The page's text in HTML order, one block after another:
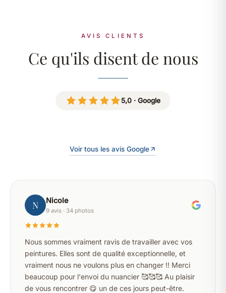
AVIS CLIENTS
Ce qu'ils disent de nous
5,0 · Google
Voir tous les avis Google
N Nicole
9 avis · 34 photos
Nous sommes vraiment ravis de travailler avec vos
peintures. Elles sont de qualité exceptionnelle, et
vraiment nous ne voulons plus en changer !! Merci
beaucoup pour l'envoi du nuancier 🥰🥰🥰 Au plaisir
de vous rencontrer 😋 un de ces jours peut-être.